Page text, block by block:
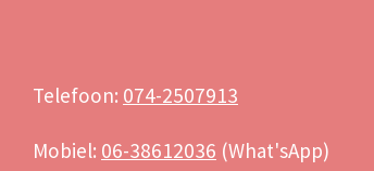
Telefoon: 074-2507913
Mobiel: 06-38612036 (What'sApp)